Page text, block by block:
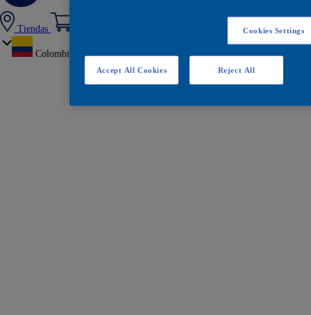
Tiendas
Colombia
Cookies Settings
Reject All
Accept All Cookies